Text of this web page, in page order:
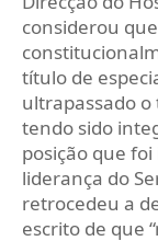
considerou
título de
ultrapassado
tendo sido
posição que
liderança do
retrocedeu a
escrito de que